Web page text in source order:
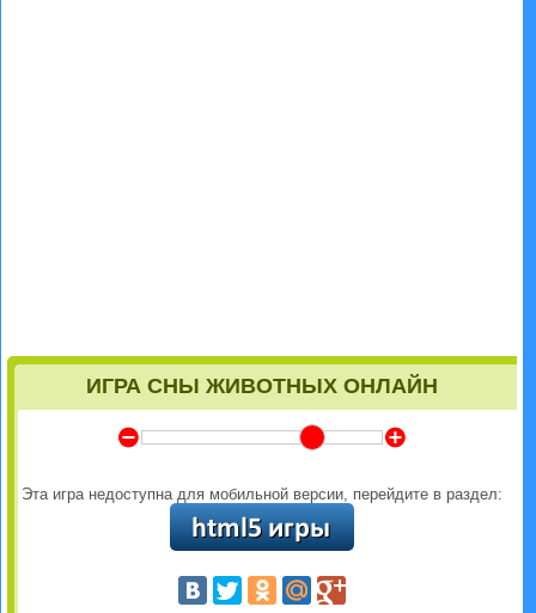
ИГРА СНЫ ЖИВОТНЫХ ОНЛАЙН
Y Z
Эта игра недоступна для мобильной версии, перейдите в раздел: